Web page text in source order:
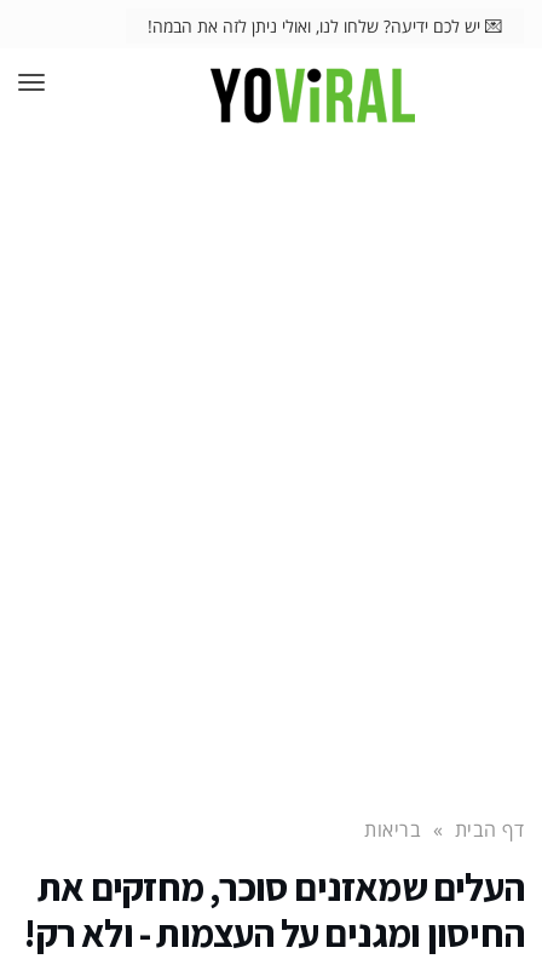
💌 יש לכם ידיעה? שלחו לנו, ואולי ניתן לזה את הבמה!
דף הבית » בריאות
העלים שמאזנים סוכר, מחזקים את
החיסון ומגנים על העצמות - ולא רק!